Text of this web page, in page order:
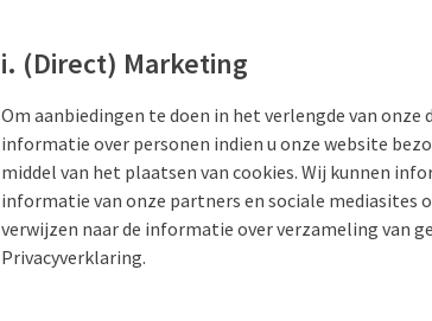
i. (Direct) Marketing
Om aanbiedingen te doen in het verlengde van
informatie over personen indien u onze website
middel van het plaatsen van cookies. Wij kunnen
informatie van onze partners en sociale mediasites
verwijzen naar de informatie over verzameling van
Privacyverklaring.